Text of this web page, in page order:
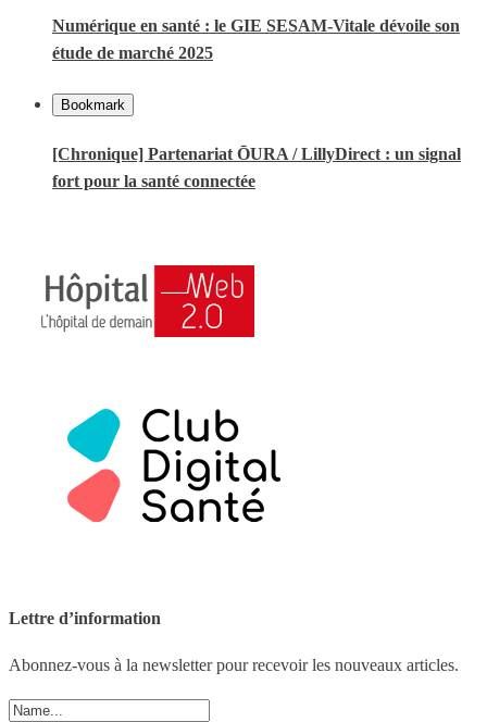
Numérique en santé : le GIE SESAM-Vitale dévoile son
étude de marché 2025
Bookmark
[Chronique] Partenariat ŌURA / LillyDirect : un signal
fort pour la santé connectée
Lettre d’information
Abonnez-vous à la newsletter pour recevoir les nouveaux articles.